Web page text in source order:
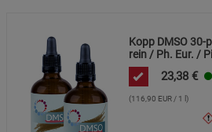
Kopp DMSO 30-
rein / Ph. Eur. /
23,38 €
(116,90 EUR / 1 l)
Marketing Cookies (3)
Beschreibung Marketing Cookies